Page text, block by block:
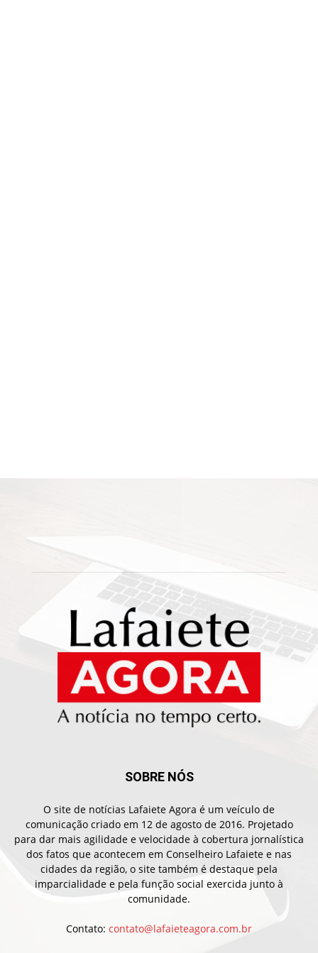
SOBRE NÓS
O site de notícias Lafaiete Agora é um veículo de
comunicação criado em 12 de agosto de 2016. Projetado
para dar mais agilidade e velocidade à cobertura jornalística
dos fatos que acontecem em Conselheiro Lafaiete e nas
cidades da região, o site também é destaque pela
imparcialidade e pela função social exercida junto à
comunidade.
Contato: contato@lafaieteagora.com.br